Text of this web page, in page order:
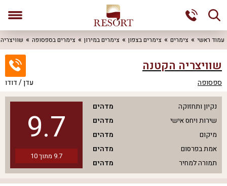
עמוד ראשי צימרים צימרים בצפון צימרים במירון צימרים בספסופה
שוויצריה הקטנה
ספסופה עדן / דודו
נקיון ותחזוקה
מדהים
שירות ויחס אישי
מדהים
מיקום
מדהים
אמת בפרסום
מדהים
תמורה למחיר
מדהים
9.7
9.7 מתוך10